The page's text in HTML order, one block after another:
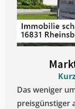
Das weniger
preisgünstiger